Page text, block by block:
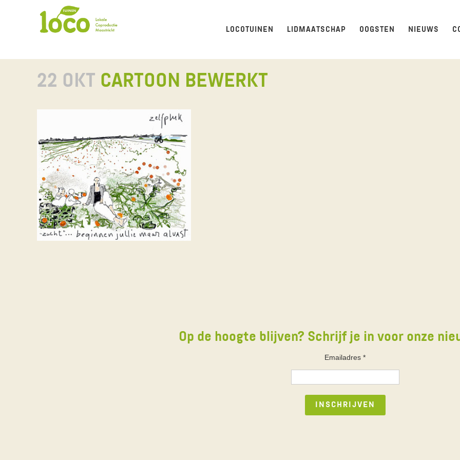
LOCOTUINEN LIDMAATSCHAP OOGSTEN NIEUWS
22 OKT CARTOON BEWERKT
Op de hoogte blijven? Schrijf je in voor onze
Emailadres *